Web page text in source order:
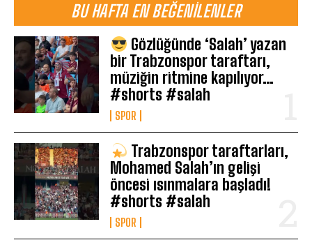
BU HAFTA EN BEĞENILENLER
Gözlüğünde ‘Salah’ yazan
bir Trabzonspor taraftarı,
müziğin ritmine kapılıyor…
#shorts #salah
SPOR
Trabzonspor taraftarları,
Mohamed Salah’ın gelişi
öncesi ısınmalara başladı!
#shorts #salah
SPOR